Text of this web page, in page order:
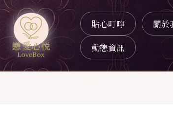
貼心叮嚀
關於
動態資訊